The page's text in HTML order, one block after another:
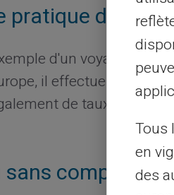
pratique
d'un voyageur
il effectue des
de taux de
sans compte
Tous
en
des